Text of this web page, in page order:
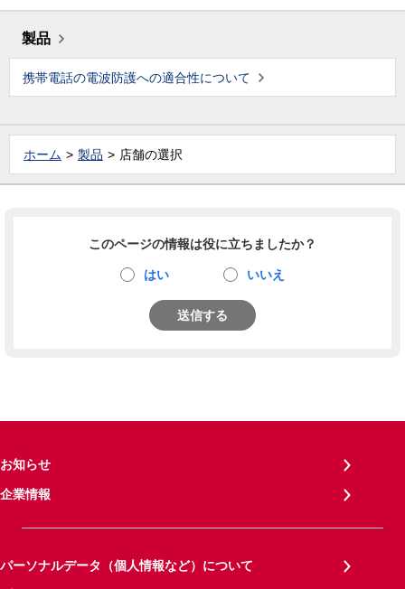
製品
携帯電話の電波防護への適合性について
ホーム 製品 店舗の選択
このページの情報は役に立ちましたか？
はい いいえ
送信する
お知らせ
企業情報
パーソナルデータ（個人情報など）について